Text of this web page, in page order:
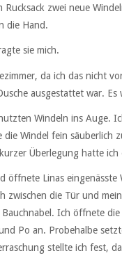
zwei neue
die Hand.
sie mich.
da ich das nicht
ausgestattet war. Es
Windeln ins Auge.
Windel fein säuberlich
Überlegung hatte ich
öffnete Linas eingenässte
zwischen die Tür und
Ich öffnete
Po an. Probehalbe
stellte ich fest,